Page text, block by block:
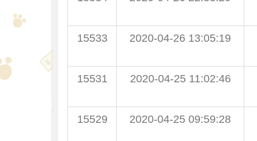
15533 2020-04-26 13:05:19
15531 2020-04-25 11:02:46
15529 2020-04-25 09:59:28